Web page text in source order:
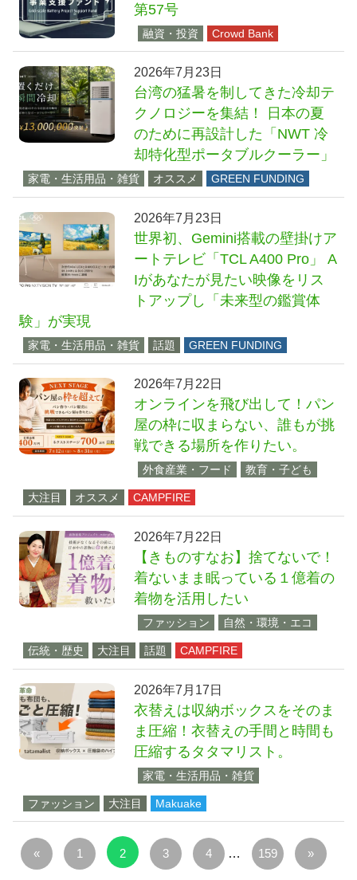
第57号
融資・投資 Crowd Bank
2026年7月23日
台湾の猛暑を制してきた冷却テ
クノロジーを集結！ 日本の夏
のために再設計した「NWT 冷
却特化型ポータブルクーラー」
家電・生活用品・雑貨 オススメ GREEN FUNDING
2026年7月23日
世界初、Gemini搭載の壁掛けア
ートテレビ「TCL A400 Pro」 A
Iがあなたが見たい映像をリス
トアップし「未来型の鑑賞体
験」が実現
家電・生活用品・雑貨 話題 GREEN FUNDING
2026年7月22日
オンラインを飛び出して！パン
屋の枠に収まらない、誰もが挑
戦できる場所を作りたい。
外食産業・フード 教育・子ども
大注目 オススメ CAMPFIRE
2026年7月22日
【きものすなお】捨てないで！
着ないまま眠っている１億着の
着物を活用したい
ファッション 自然・環境・エコ
伝統・歴史 大注目 話題 CAMPFIRE
2026年7月17日
衣替えは収納ボックスをそのま
ま圧縮！衣替えの手間と時間も
圧縮するタタマリスト。
家電・生活用品・雑貨
ファッション 大注目 Makuake
投
稿
«前
の
1 2 3 4 … 159
次
の
»